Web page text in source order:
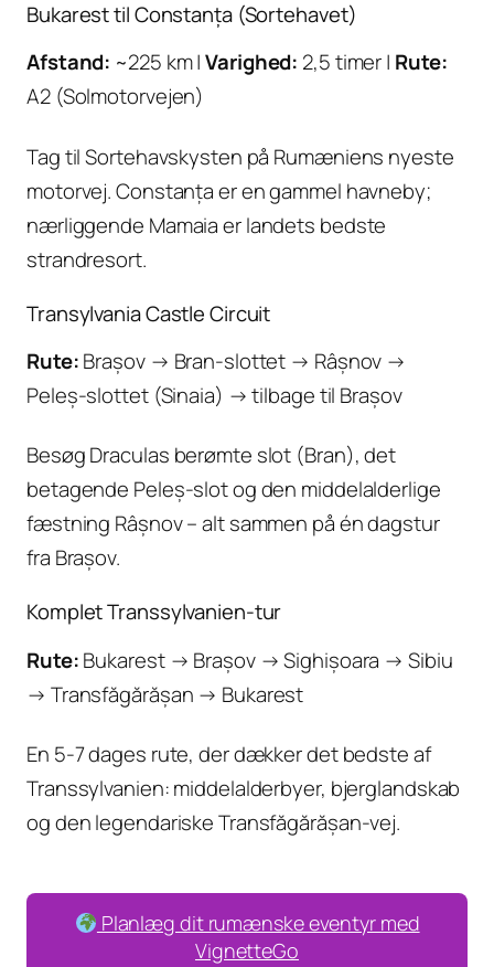
Bukarest til Constanța (Sortehavet)
Afstand: ~225 km |Varighed: 2,5 timer | Rute:
A2 (Solmotorvejen)
Tag til Sortehavskysten på Rumæniens nyeste
motorvej. Constanța er en gammel havneby;
nærliggende Mamaia er landets bedste
strandresort.
Transylvania Castle Circuit
Rute:Brașov → Bran-slottet → Râșnov →
Peleș-slottet (Sinaia) → tilbage til Brașov
Besøg Draculas berømte slot (Bran), det
betagende Peleș-slot og den middelalderlige
fæstning Râșnov – alt sammen på én dagstur
fra Brașov.
Komplet Transsylvanien-tur
Rute:Bukarest → Brașov → Sighișoara → Sibiu
→ Transfăgărășan → Bukarest
En 5-7 dages rute, der dækker det bedste af
Transsylvanien: middelalderbyer, bjerglandskab
og den legendariske Transfăgărășan-vej.
Planlæg dit rumænske eventyr med
VignetteGo